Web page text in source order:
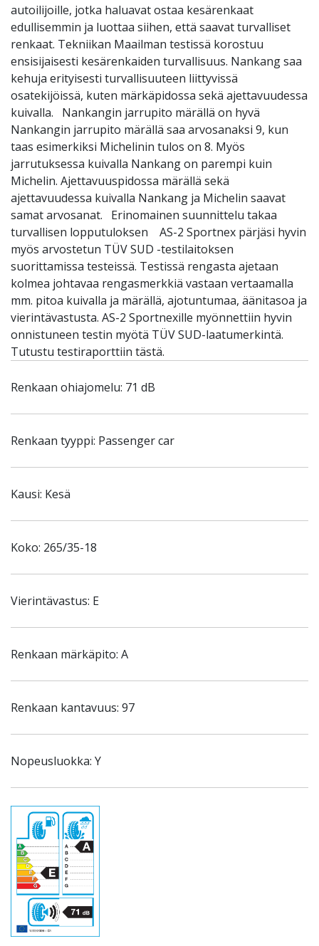
autoilijoille, jotka haluavat ostaa kesärenkaat
edullisemmin ja luottaa siihen, että saavat turvalliset
renkaat. Tekniikan Maailman testissä korostuu
ensisijaisesti kesärenkaiden turvallisuus. Nankang saa
kehuja erityisesti turvallisuuteen liittyvissä
osatekijöissä, kuten märkäpidossa sekä ajettavuudessa
kuivalla. Nankangin jarrupito märällä on hyvä
Nankangin jarrupito märällä saa arvosanaksi 9, kun
taas esimerkiksi Michelinin tulos on 8. Myös
jarrutuksessa kuivalla Nankang on parempi kuin
Michelin. Ajettavuuspidossa märällä sekä
ajettavuudessa kuivalla Nankang ja Michelin saavat
samat arvosanat. Erinomainen suunnittelu takaa
turvallisen lopputuloksen AS-2 Sportnex pärjäsi hyvin
myös arvostetun TÜV SUD -testilaitoksen
suorittamissa testeissä. Testissä rengasta ajetaan
kolmea johtavaa rengasmerkkiä vastaan vertaamalla
mm. pitoa kuivalla ja märällä, ajotuntumaa, äänitasoa ja
vierintävastusta. AS-2 Sportnexille myönnettiin hyvin
onnistuneen testin myötä TÜV SUD-laatumerkintä.
Tutustu testiraporttiin tästä.
Renkaan ohiajomelu: 71 dB
Renkaan tyyppi: Passenger car
Kausi: Kesä
Koko: 265/35-18
Vierintävastus: E
Renkaan märkäpito: A
Renkaan kantavuus: 97
Nopeusluokka: Y